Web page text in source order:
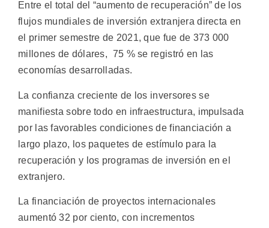
Entre el total del “aumento de recuperación” de los
flujos mundiales de inversión extranjera directa en
el primer semestre de 2021, que fue de 373 000
millones de dólares, 75 % se registró en las
economías desarrolladas.
La confianza creciente de los inversores se
manifiesta sobre todo en infraestructura, impulsada
por las favorables condiciones de financiación a
largo plazo, los paquetes de estímulo para la
recuperación y los programas de inversión en el
extranjero.
La financiación de proyectos internacionales
aumentó 32 por ciento, con incrementos